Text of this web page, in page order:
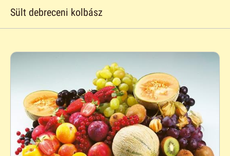
Sült debreceni kolbász